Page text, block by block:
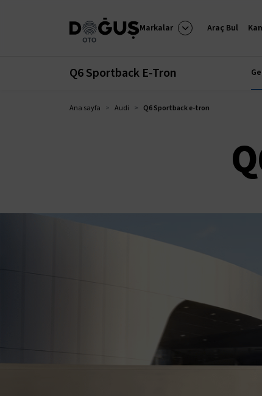
Markalar Araç Bul
Q6 Sportback E-Tron
Ana sayfa Audi Q6 Sportback e-tron